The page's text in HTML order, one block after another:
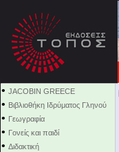
• JACOBIN GREECE
• Βιβλιοθήκη Ιδρύματος Γληνού
• Γεωγραφία
• Γονείς και παιδί
• Διδακτική